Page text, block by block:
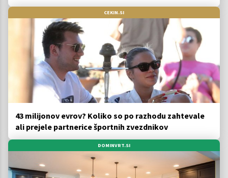
CEKIN.SI
43 milijonov evrov? Koliko so po razhodu zahtevale
ali prejele partnerice športnih zvezdnikov
DOMINVRT.SI